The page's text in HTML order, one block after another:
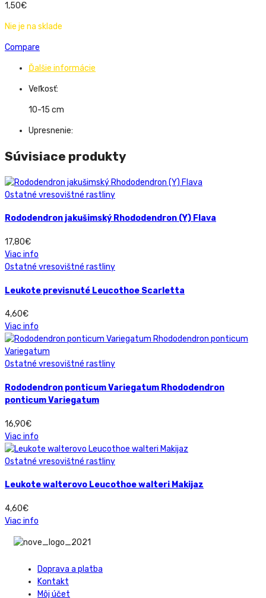
1,50€
Nie je na sklade
Compare
Ďalšie informácie
Veľkosť:
10-15 cm
Upresnenie:
Súvisiace produkty
Ostatné vresovištné rastliny
Rododendron jakušimský Rhododendron (Y) Flava
17,80€
Viac info
Ostatné vresovištné rastliny
Leukote previsnuté Leucothoe Scarletta
4,60€
Viac info
Ostatné vresovištné rastliny
Rododendron ponticum Variegatum Rhododendron
ponticum Variegatum
16,90€
Viac info
Ostatné vresovištné rastliny
Leukote walterovo Leucothoe walteri Makijaz
4,60€
Viac info
Doprava a platba
Kontakt
Môj účet